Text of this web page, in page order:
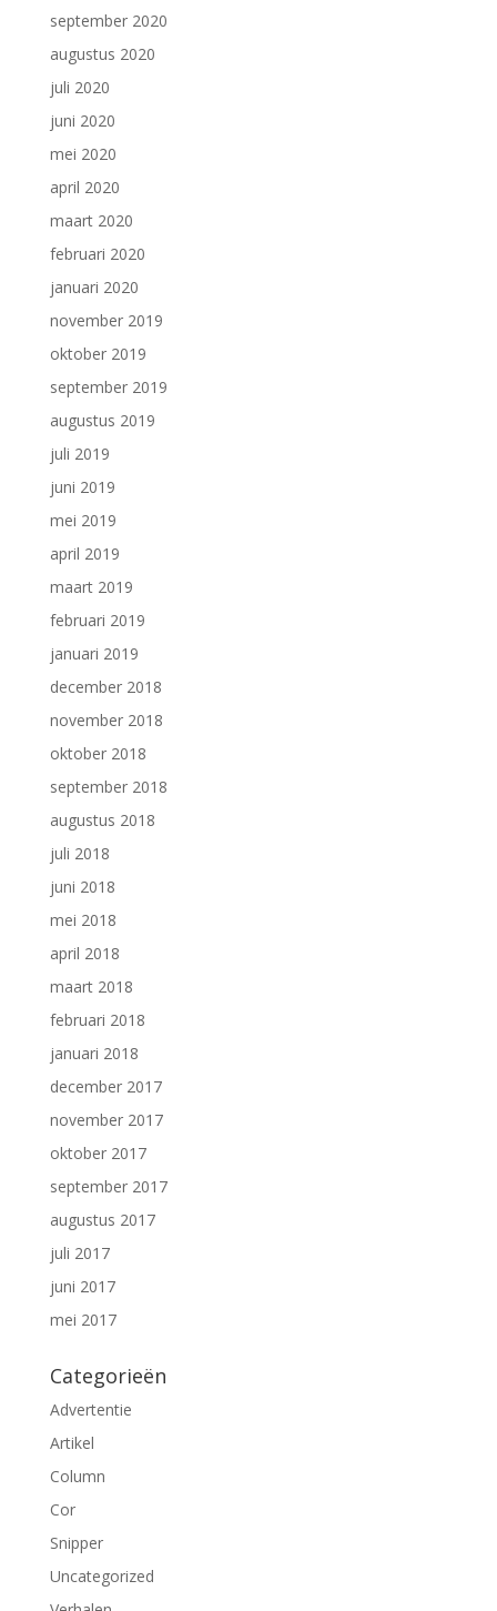
september 2020
augustus 2020
juli 2020
juni 2020
mei 2020
april 2020
maart 2020
februari 2020
januari 2020
november 2019
oktober 2019
september 2019
augustus 2019
juli 2019
juni 2019
mei 2019
april 2019
maart 2019
februari 2019
januari 2019
december 2018
november 2018
oktober 2018
september 2018
augustus 2018
juli 2018
juni 2018
mei 2018
april 2018
maart 2018
februari 2018
januari 2018
december 2017
november 2017
oktober 2017
september 2017
augustus 2017
juli 2017
juni 2017
mei 2017
Categorieën
Advertentie
Artikel
Column
Cor
Snipper
Uncategorized